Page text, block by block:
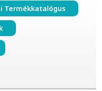
Termékkatalógus